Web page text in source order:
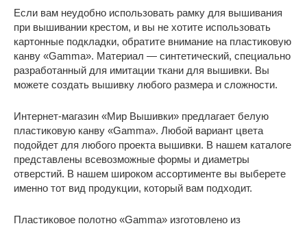
Если вам неудобно использовать рамку для вышивания
при вышивании крестом, и вы не хотите использовать
картонные подкладки, обратите внимание на пластиковую
канву «Gamma». Материал — синтетический, специально
разработанный для имитации ткани для вышивки. Вы
можете создать вышивку любого размера и сложности.
Интернет-магазин «Мир Вышивки» предлагает белую
пластиковую канву «Gamma». Любой вариант цвета
подойдет для любого проекта вышивки. В нашем каталоге
представлены всевозможные формы и диаметры
отверстий. В нашем широком ассортименте вы выберете
именно тот вид продукции, который вам подходит.
Пластиковое полотно «Gamma» изготовлено из